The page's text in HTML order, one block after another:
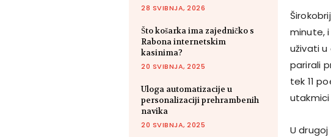
28 SVIBNJA, 2026
Što košarka ima zajedničko s
Rabona internetskim
kasinima?
20 SVIBNJA, 2025
Uloga automatizacije u
personalizaciji prehrambenih
navika
20 SVIBNJA, 2025
minute,
uživati
parirali
tek 11
utakmici
U